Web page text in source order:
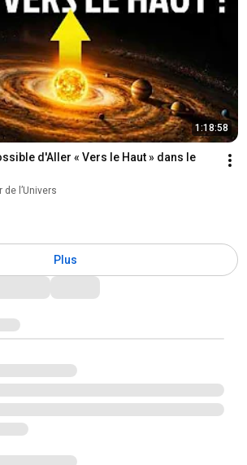
1:18:58
d'Aller « Vers le Haut » dans le
de l’Univers
Plus